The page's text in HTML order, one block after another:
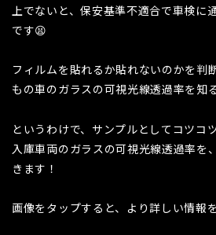
上でないと、保安基準不適合で車検に
です😫
フィルムを貼れるか貼れないのかを判
もの車のガラスの可視光線透過率を知
というわけで、サンプルとしてコツコ
入庫車両のガラスの可視光線透過率を
きます！
画像をタップすると、より詳しい情報